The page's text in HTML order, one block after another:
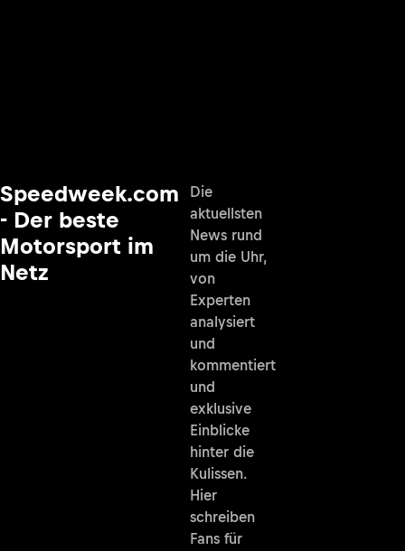
Speedweek.com
- Der beste
Motorsport im
Netz
Die
aktuellsten
News rund
um die Uhr,
von
Experten
analysiert
und
kommentiert
und
exklusive
Einblicke
hinter die
Kulissen.
Hier
schreiben
Fans für